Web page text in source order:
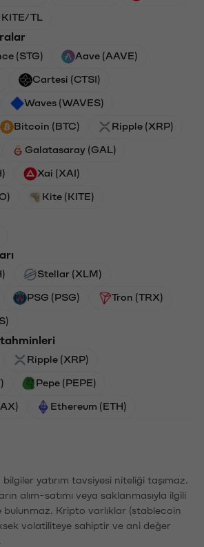
KITE/TL
(STG) Aave (AAVE)
Cartesi (CTSI)
Waves (WAVES)
Bitcoin (BTC) Ripple (XRP)
Galatasaray (GAL)
Xai (XAI)
Kite (KITE)
Stellar (XLM)
PSG (PSG) Tron (TRX)
Ripple (XRP)
Pepe (PEPE)
Ethereum (ETH)
yatırım tavsiyesi niteliği taşımaz.
alım-satımı veya saklanmasıyla ilgili
bulunmaz. Kripto varlıklar (stablecoin
volatiliteye sahiptir ve ani değer